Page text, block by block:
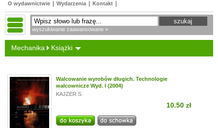
O wydawnictwie Wydarzenia Kontakt
wyszukiwanie zaawansowane »
Mechanika Książki
Walcowanie wyrobów długich. Technologie
walcownicze Wyd. I (2004)
KAJZER S.
10.50 zł